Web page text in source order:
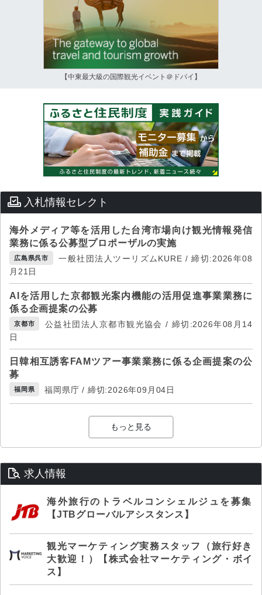
【中東最大級の国際観光イベント＠ドバイ】
入札情報セレクト
海外メディア等を活用した台湾市場向け観光情報発信
業務に係る公募型プロポーザルの実施
広島県呉市
一般社団法人ツーリズムKURE / 締切:2026年08
月21日
AIを活用した京都観光案内機能の活用促進事業業務に
係る企画提案の公募
京都市
公益社団法人京都市観光協会 / 締切:2026年08月14
日
日韓相互誘客FAMツアー事業業務に係る企画提案の公
募
福岡県 福岡県庁 / 締切:2026年09月04日
もっと見る
求人情報
海外旅行のトラベルコンシェルジュを募集
【JTBグローバルアシスタンス】
観光マーケティング実務スタッフ（旅行好き
大歓迎！）【株式会社マーケティング・ボイ
ス】